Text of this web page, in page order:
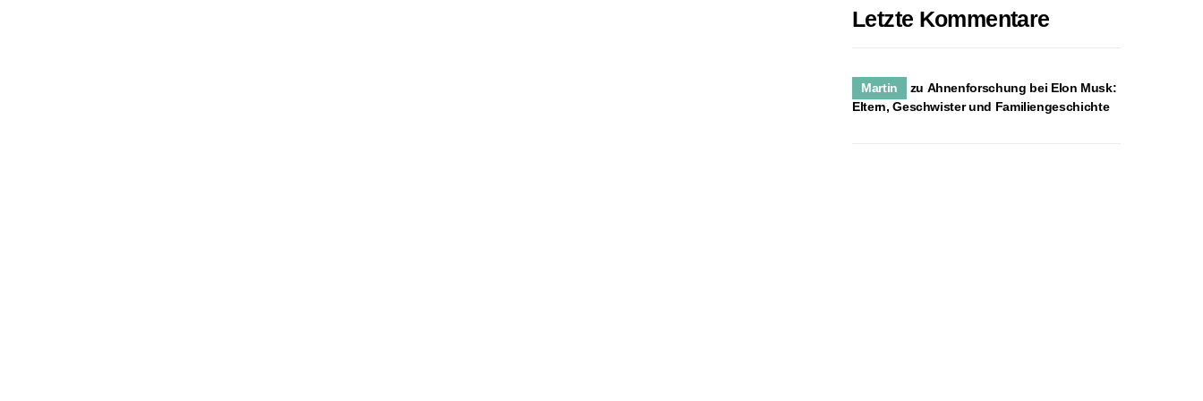
Letzte Kommentare
Martin zu Ahnenforschung bei Elon Musk:
Eltern, Geschwister und Familiengeschichte